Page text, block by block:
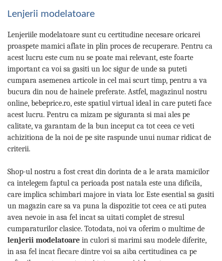
Lenjerii modelatoare
Lenjeriile modelatoare sunt cu certitudine necesare oricarei
proaspete mamici aflate in plin proces de recuperare. Pentru ca
acest lucru este cum nu se poate mai relevant, este foarte
important ca voi sa gasiti un loc sigur de unde sa puteti
cumpara asemenea articole in cel mai scurt timp, pentru a va
bucura din nou de hainele preferate. Astfel, magazinul nostru
online, bebeprice.ro, este spatiul virtual ideal in care puteti face
acest lucru. Pentru ca mizam pe siguranta si mai ales pe
calitate, va garantam de la bun inceput ca tot ceea ce veti
achizitiona de la noi de pe site raspunde unui numar ridicat de
criterii.
Shop-ul nostru a fost creat din dorinta de a le arata mamicilor
ca intelegem faptul ca perioada post natala este una dificila,
care implica schimbari majore in viata lor. Este esential sa gasiti
un magazin care sa va puna la dispozitie tot ceea ce ati putea
avea nevoie in asa fel incat sa uitati complet de stresul
cumparaturilor clasice. Totodata, noi va oferim o multime de
lenjerii modelatoare in culori si marimi sau modele diferite,
in asa fel incat fiecare dintre voi sa aiba certitudinea ca pe